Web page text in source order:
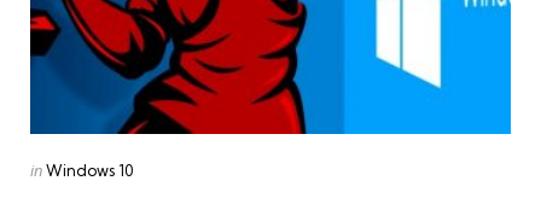
Categories
Posted
inWindows 10